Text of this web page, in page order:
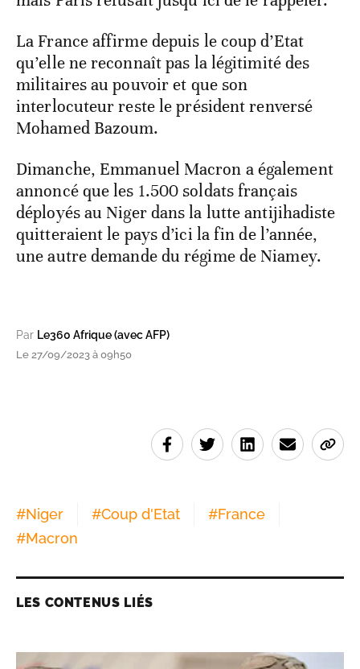
La France affirme depuis le coup d’Etat
qu’elle ne reconnaît pas la légitimité des
militaires au pouvoir et que son
interlocuteur reste le président renversé
Mohamed Bazoum.
Dimanche, Emmanuel Macron a également
annoncé que les 1.500 soldats français
déployés au Niger dans la lutte antijihadiste
quitteraient le pays d’ici la fin de l’année,
une autre demande du régime de Niamey.
Par Le360 Afrique (avec AFP)
Le 27/09/2023 à 09h50
#Niger #Coup d'Etat #France
#Macron
LES CONTENUS LIÉS